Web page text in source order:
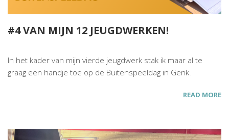
#4 VAN MIJN 12 JEUGDWERKEN!
In het kader van mijn vierde jeugdwerk stak ik maar al te
graag een handje toe op de Buitenspeeldag in Genk.
READ MORE